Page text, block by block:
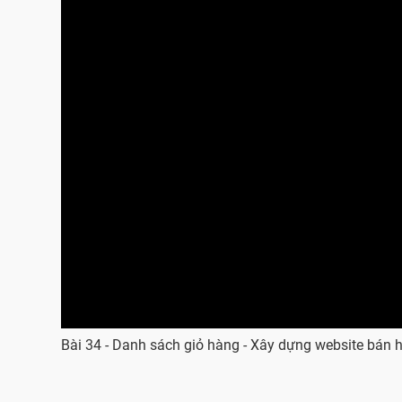
Bài 34 - Danh sách giỏ hàng - Xây dựng website bán